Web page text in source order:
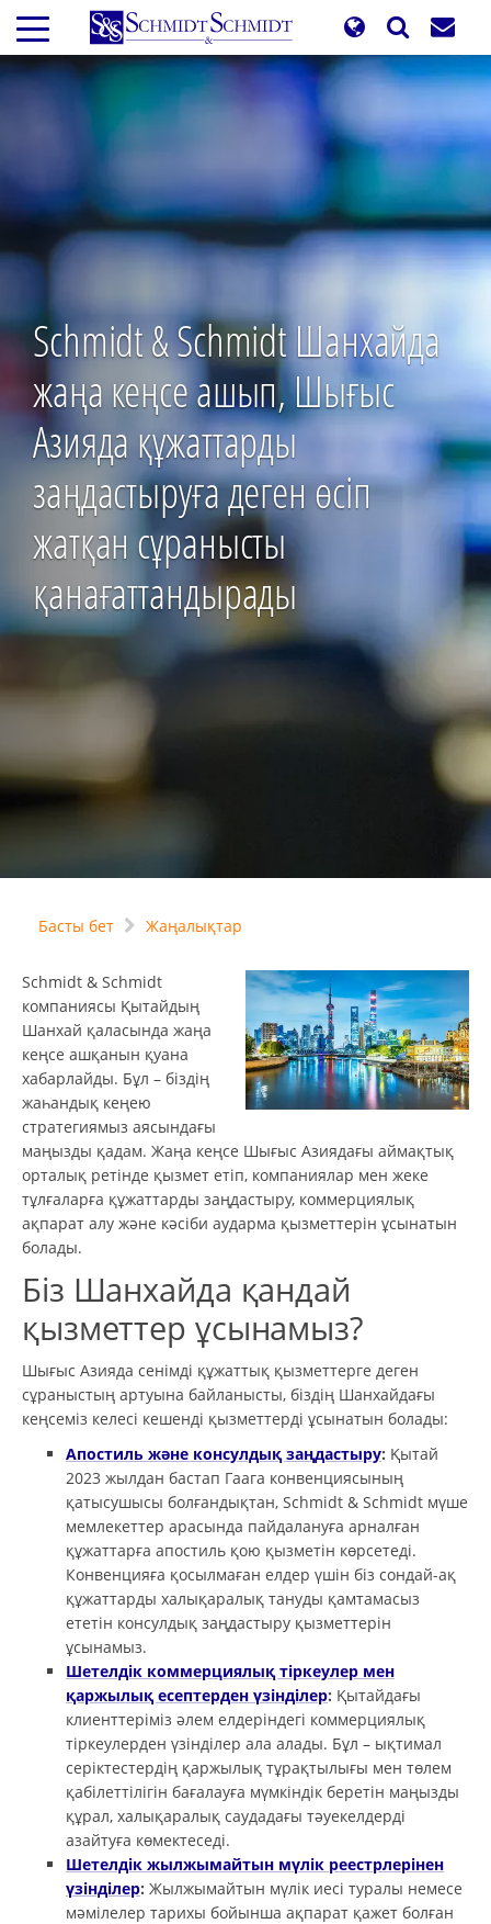
Skip
main
content
Schmidt & Schmidt Шанхайда
жаңа кеңсе ашып, Шығыс
Азияда құжаттарды
заңдастыруға деген өсіп
жатқан сұранысты
қанағаттандырады
Басты бет Жаңалықтар
Schmidt & Schmidt
компаниясы Қытайдың
Шанхай қаласында жаңа
кеңсе ашқанын қуана
хабарлайды. Бұл – біздің
жаһандық кеңею
стратегиямыз аясындағы
маңызды қадам. Жаңа кеңсе Шығыс Азиядағы аймақтық
орталық ретінде қызмет етіп, компаниялар мен жеке
тұлғаларға құжаттарды заңдастыру, коммерциялық
ақпарат алу және кәсіби аударма қызметтерін ұсынатын
болады.
Біз Шанхайда қандай
қызметтер ұсынамыз?
Шығыс Азияда сенімді құжаттық қызметтерге деген
сұраныстың артуына байланысты, біздің Шанхайдағы
кеңсеміз келесі кешенді қызметтерді ұсынатын болады:
Апостиль және консулдық заңдастыру: Қытай
2023 жылдан бастап Гаага конвенциясының
қатысушысы болғандықтан, Schmidt & Schmidt мүше
мемлекеттер арасында пайдалануға арналған
құжаттарға апостиль қою қызметін көрсетеді.
Конвенцияға қосылмаған елдер үшін біз сондай-ақ
құжаттарды халықаралық тануды қамтамасыз
ететін консулдық заңдастыру қызметтерін
ұсынамыз.
Шетелдік коммерциялық тіркеулер мен
қаржылық есептерден үзінділер: Қытайдағы
клиенттеріміз әлем елдеріндегі коммерциялық
тіркеулерден үзінділер ала алады. Бұл – ықтимал
серіктестердің қаржылық тұрақтылығы мен төлем
қабілеттілігін бағалауға мүмкіндік беретін маңызды
құрал, халықаралық саудадағы тәуекелдерді
азайтуға көмектеседі.
Шетелдік жылжымайтын мүлік реестрлерінен
үзінділер: Жылжымайтын мүлік иесі туралы немесе
мәмілелер тарихы бойынша ақпарат қажет болған